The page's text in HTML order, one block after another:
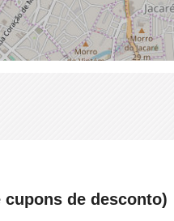
de desconto)